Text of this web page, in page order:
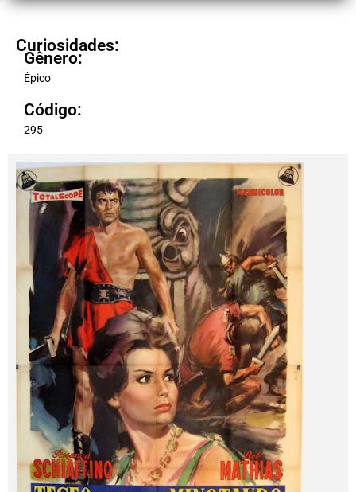
Curiosidades:
Gênero:
Épico
Código:
295